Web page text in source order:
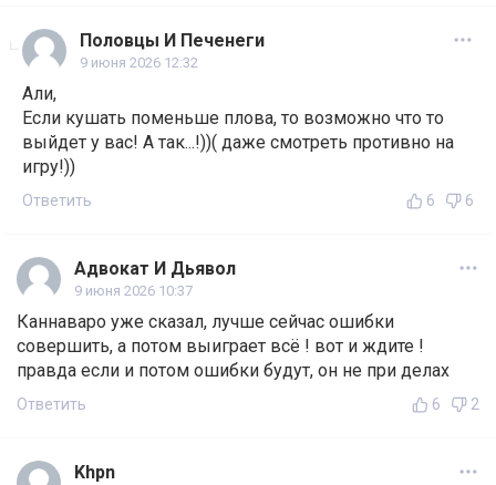
Половцы И Печенеги
9 июня 2026 12:32
Али,
Если кушать поменьше плова, то возможно что то
выйдет у вас! А так...!))( даже смотреть противно на
игру!))
Ответить 6 6
Адвокат И Дьявол
9 июня 2026 10:37
Каннаваро уже сказал, лучше сейчас ошибки
совершить, а потом выиграет всё ! вот и ждите !
правда если и потом ошибки будут, он не при делах
Ответить 6 2
Khpn